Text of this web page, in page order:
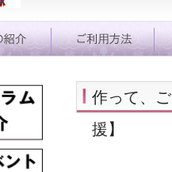
作って、
援】